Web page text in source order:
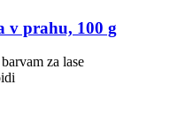
v prahu, 100 g
za lase